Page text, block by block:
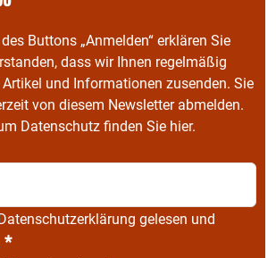
Buttons „Anmelden“ erklären Sie
dass wir Ihnen regelmäßig
und Informationen zusenden. Sie
von diesem Newsletter abmelden.
Datenschutz finden Sie hier.
Datenschutzerklärung gelesen und
*